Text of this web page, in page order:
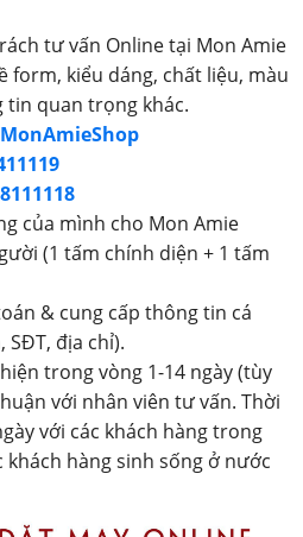
tư vấn Online tại Mon Amie
form, kiểu dáng, chất liệu, màu
tin quan trọng khác.
của mình cho Mon Amie
(1 tấm chính diện + 1 tấm
& cung cấp thông tin cá
SĐT, địa chỉ).
trong vòng 1-14 ngày (tùy
với nhân viên tư vấn. Thời
với các khách hàng trong
khách hàng sinh sống ở nước